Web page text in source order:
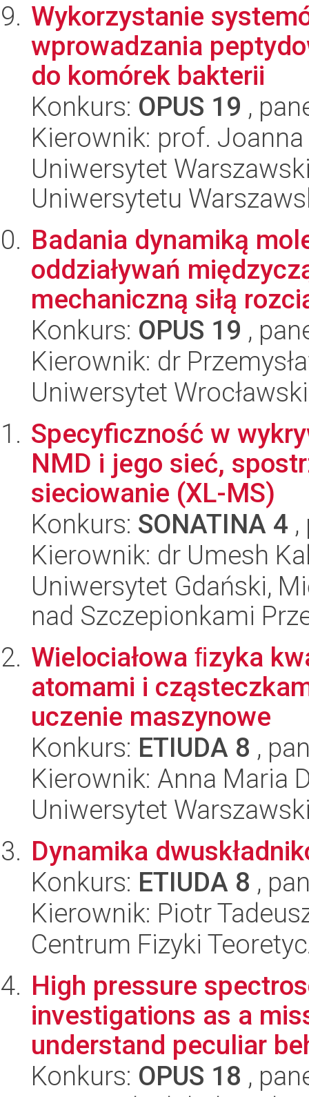
Wykorzystanie
wprowadzania
do komórek bakterii
Konkurs: OPUS 19 ,
Kierownik: prof.
Uniwersytet
Uniwersytetu
Badania dynamiką
oddziaływań
mechaniczną siłą
Konkurs: OPUS 19 ,
Kierownik: dr
Uniwersytet
Specyficzność w
NMD i jego sieć,
sieciowanie (XL-MS)
Konkurs: SONATINA 4
Kierownik: dr Umesh
Uniwersytet Gdański,
nad Szczepionkami
Wielociałowa ﬁzyka
atomami i
uczenie maszynowe
Konkurs: ETIUDA 8 ,
Kierownik: Anna Maria
Uniwersytet
Dynamika
Konkurs: ETIUDA 8 ,
Kierownik: Piotr
Centrum Fizyki
High pressure
investigations as a
understand peculiar
Konkurs: OPUS 18 ,